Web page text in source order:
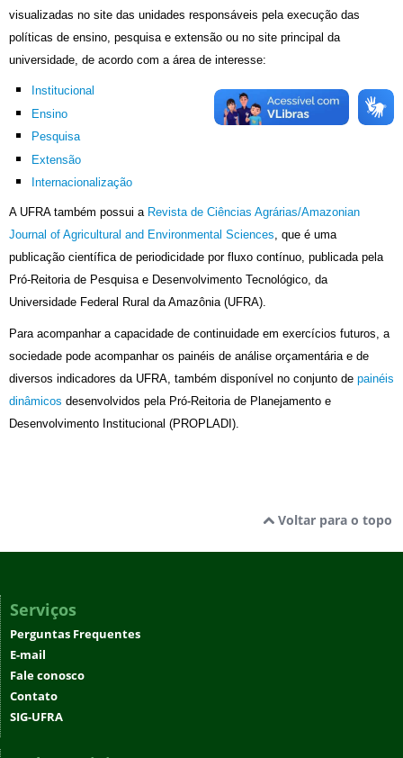
visualizadas no site das unidades responsáveis pela execução das
políticas de ensino, pesquisa e extensão ou no site principal da
universidade, de acordo com a área de interesse:
Institucional
Ensino
Pesquisa
Extensão
Internacionalização
A UFRA também possui a Revista de Ciências Agrárias/Amazonian
Journal of Agricultural and Environmental Sciences, que é uma
publicação científica de periodicidade por fluxo contínuo, publicada pela
Pró-Reitoria de Pesquisa e Desenvolvimento Tecnológico, da
Universidade Federal Rural da Amazônia (UFRA).
Para acompanhar a capacidade de continuidade em exercícios futuros, a
sociedade pode acompanhar os painéis de análise orçamentária e de
diversos indicadores da UFRA, também disponível no conjunto de painéis
dinâmicos desenvolvidos pela Pró-Reitoria de Planejamento e
Desenvolvimento Institucional (PROPLADI).
Voltar para o topo
Serviços
Perguntas Frequentes
E-mail
Fale conosco
Contato
SIG-UFRA